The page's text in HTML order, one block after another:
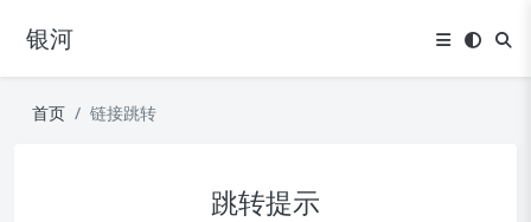
银河
首页 链接跳转
跳转提示